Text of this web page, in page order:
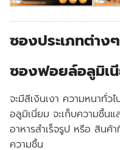
ซองประเภทต่างๆ
ซองฟอยล์อลูมิเ
จะมีสีเงินเงา ความหนาทั่
อลูมิเนี่ยม จะเก็บความชื้นแ
อาหารสำเร็จรูป หรือ สินค้
ความชื้น